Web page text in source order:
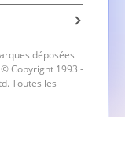
déposées
© Copyright 1993 -
Toutes les